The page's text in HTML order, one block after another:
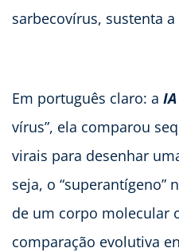
sarbecovírus, sustenta
Em português claro: a IA
vírus”, ela comparou
virais para desenhar
seja, o “superantígeno”
de um corpo molecular
comparação evolutiva